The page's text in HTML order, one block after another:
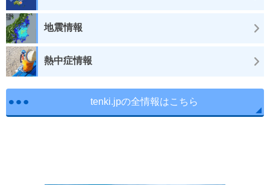
地震情報
熱中症情報
tenki.jpの全情報はこちら